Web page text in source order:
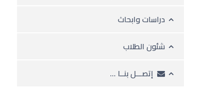
دراسات وابحاث
شئون الطلاب
إتصـــل بنــا …